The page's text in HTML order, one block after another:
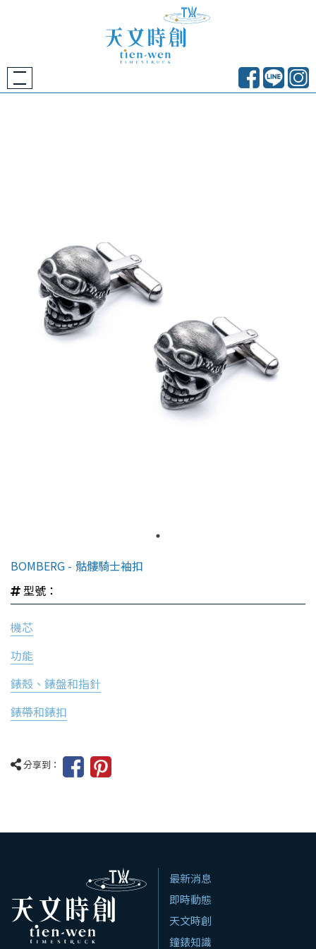
BOMBERG
骷髏騎士袖扣
型號：
機芯
功能
錶殼、錶盤和指針
錶帶和錶扣
分享到：
最新消息
即時動態
天文時創
鐘錶知識